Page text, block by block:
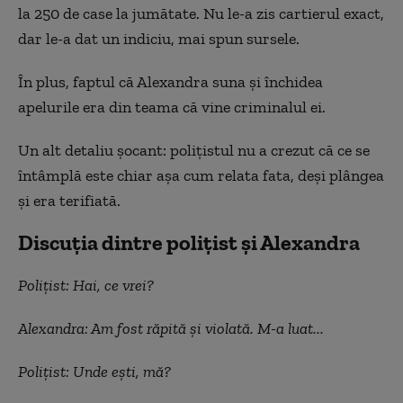
la 250 de case la jumătate. Nu le-a zis cartierul exact,
dar le-a dat un indiciu, mai spun sursele.
În plus, faptul că Alexandra suna și închidea
apelurile era din teama că vine criminalul ei.
Un alt detaliu șocant: polițistul nu a crezut că ce se
întâmplă este chiar așa cum relata fata, deși plângea
și era terifiată.
Discuția dintre polițist și Alexandra
Polițist: Hai, ce vrei?
Alexandra: Am fost răpită și violată. M-a luat...
Polițist: Unde ești, mă?